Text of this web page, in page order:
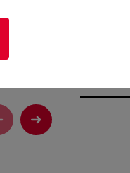
LES
ÉLECTRO
ALBUMS